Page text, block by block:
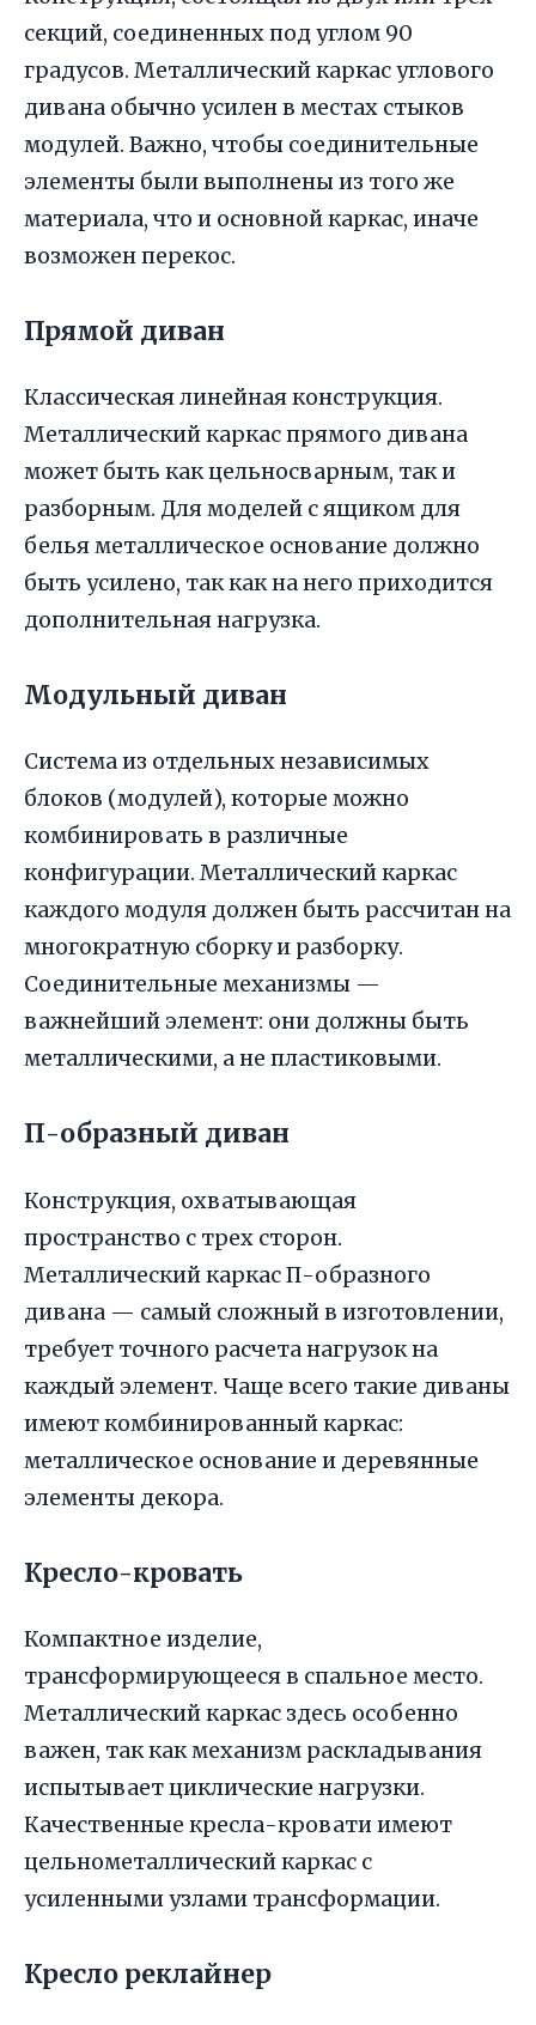
секций, соединенных под углом 90
градусов. Металлический каркас углового
дивана обычно усилен в местах стыков
модулей. Важно, чтобы соединительные
элементы были выполнены из того же
материала, что и основной каркас, иначе
возможен перекос.
Прямой диван
Классическая линейная конструкция.
Металлический каркас прямого дивана
может быть как цельносварным, так и
разборным. Для моделей с ящиком для
белья металлическое основание должно
быть усилено, так как на него приходится
дополнительная нагрузка.
Модульный диван
Система из отдельных независимых
блоков (модулей), которые можно
комбинировать в различные
конфигурации. Металлический каркас
каждого модуля должен быть рассчитан на
многократную сборку и разборку.
Соединительные механизмы —
важнейший элемент: они должны быть
металлическими, а не пластиковыми.
П-образный диван
Конструкция, охватывающая
пространство с трех сторон.
Металлический каркас П-образного
дивана — самый сложный в изготовлении,
требует точного расчета нагрузок на
каждый элемент. Чаще всего такие диваны
имеют комбинированный каркас:
металлическое основание и деревянные
элементы декора.
Кресло-кровать
Компактное изделие,
трансформирующееся в спальное место.
Металлический каркас здесь особенно
важен, так как механизм раскладывания
испытывает циклические нагрузки.
Качественные кресла-кровати имеют
цельнометаллический каркас с
усиленными узлами трансформации.
Кресло реклайнер